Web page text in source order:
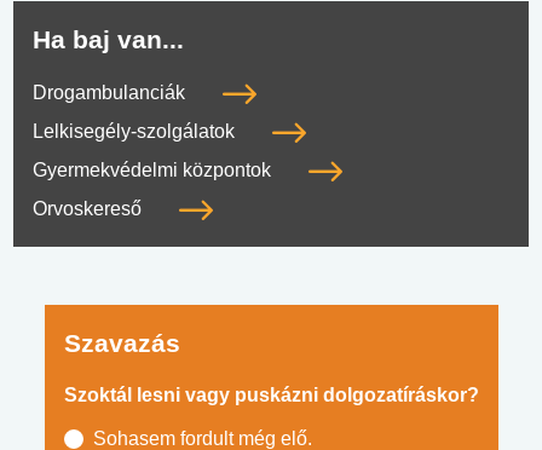
Ha baj van...
Drogambulanciák
Lelkisegély-szolgálatok
Gyermekvédelmi központok
Orvoskereső
Szavazás
Szoktál lesni vagy puskázni dolgozatíráskor?
Sohasem fordult még elő.